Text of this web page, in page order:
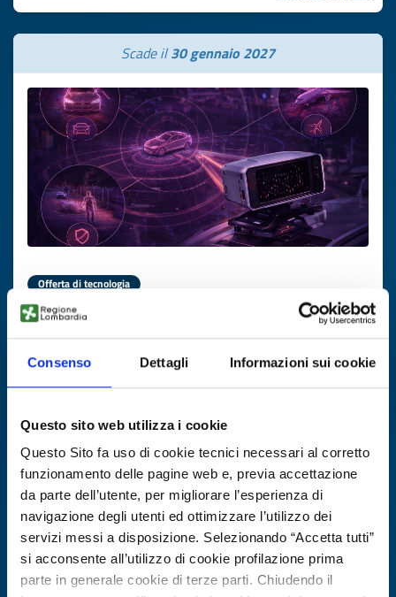
Consenso Dettagli Informazioni sui cookie
Questo sito web utilizza i cookie
Questo Sito fa uso di cookie tecnici necessari al corretto
funzionamento delle pagine web e, previa accettazione
da parte dell’utente, per migliorare l’esperienza di
navigazione degli utenti ed ottimizzare l’utilizzo dei
servizi messi a disposizione. Selezionando “Accetta tutti”
si acconsente all’utilizzo di cookie profilazione prima
parte in generale cookie di terze parti. Chiudendo il
Scade il30 gennaio 2027
Offerta di tecnologia
Radar di imaging ad alta
risoluzione/precisione per
automotive, aerospace e security
SCOPRI DI PIÙ →
Scade il30 gennaio 2027